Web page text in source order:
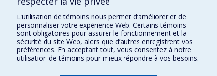
Faculté des arts et des sciences -
Département de sciences biologiques
Phytotechnologie; Phytoremédiation; Contamination des
sols; Biorémediation ; Sols; Saules; Biologie des arbres
Physiologie végétale ; Biochimie végétale; Phytochimie;
L’utilisation de témoins nous permet d’améliorer et de
personnaliser votre expérience Web. Certains témoins
sont obligatoires pour assurer le fonctionnement et la
sécurité du site Web, alors que d’autres enregistrent vos
préférences. En acceptant tout, vous consentez à notre
utilisation de témoins pour mieux répondre à vos besoins.